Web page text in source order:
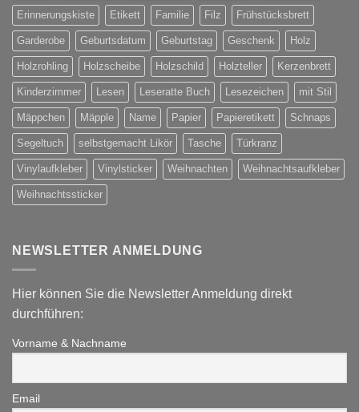
Erinnerungskiste Etikett Familie Filz Frühstücksbrett
Garderobe Geburtsdatum Geburtstag Geschenk Holz
Holzrohling Holzscheibe Holzschild Holzteller Kerzenbrett
Kinderzimmer Lesen Leseratte Buch Lesezeichen mit Stil
Mäppchen Mäpple Name Papier Papieretikett Schnaps
Segeltuch selbstgemacht Likör Tasche Türkranz
Vinylaufkleber Vinylsticker Weihnachten Weihnachtsaufkleber
Weihnachtssticker
NEWSLETTER ANMELDUNG
Hier können Sie die Newsletter Anmeldung direkt
durchführen:
Vorname & Nachname
Email